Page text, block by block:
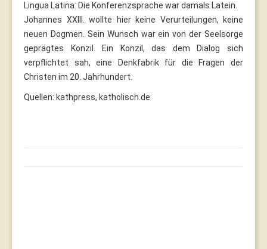
Lingua Latina: Die Konferenzsprache war damals Latein.
Johannes XXIII. wollte hier keine Verurteilungen, keine
neuen Dogmen. Sein Wunsch war ein von der Seelsorge
geprägtes Konzil. Ein Konzil, das dem Dialog sich
verpflichtet sah, eine Denkfabrik für die Fragen der
Christen im 20. Jahrhundert.
Quellen: kathpress, katholisch.de